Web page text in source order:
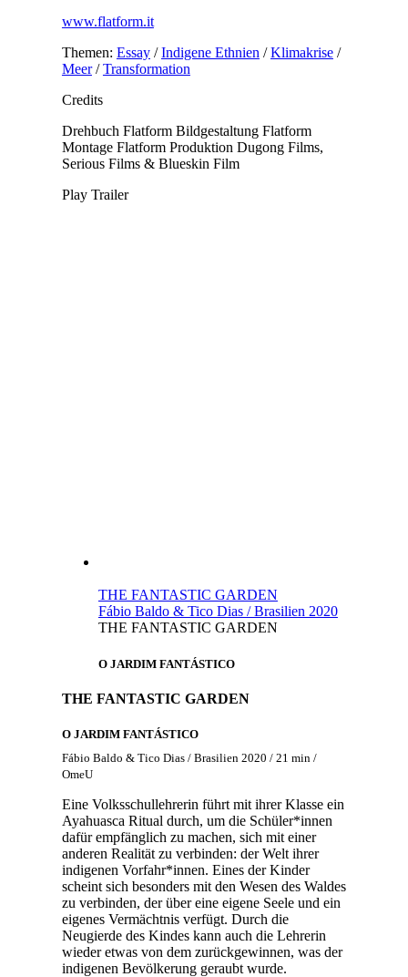
www.flatform.it
Themen: Essay/Indigene Ethnien /Klimakrise/
Meer/Transformation
Credits
Drehbuch Flatform Bildgestaltung Flatform
Montage Flatform Produktion Dugong Films,
Serious Films & Blueskin Film
Play Trailer
THE FANTASTIC GARDEN
Fábio Baldo & Tico Dias / Brasilien 2020
THE FANTASTIC GARDEN
O JARDIM FANTÁSTICO
THE FANTASTIC GARDEN
O JARDIM FANTÁSTICO
Fábio Baldo & Tico Dias / Brasilien 2020 / 21 min /
OmeU
Eine Volksschullehrerin führt mit ihrer Klasse ein
Ayahuasca Ritual durch, um die Schüler*innen
dafür empfänglich zu machen, sich mit einer
anderen Realität zu verbinden: der Welt ihrer
indigenen Vorfahr*innen. Eines der Kinder
scheint sich besonders mit den Wesen des Waldes
zu verbinden, der über eine eigene Seele und ein
eigenes Vermächtnis verfügt. Durch die
Neugierde des Kindes kann auch die Lehrerin
wieder etwas von dem zurückgewinnen, was der
indigenen Bevölkerung geraubt wurde.